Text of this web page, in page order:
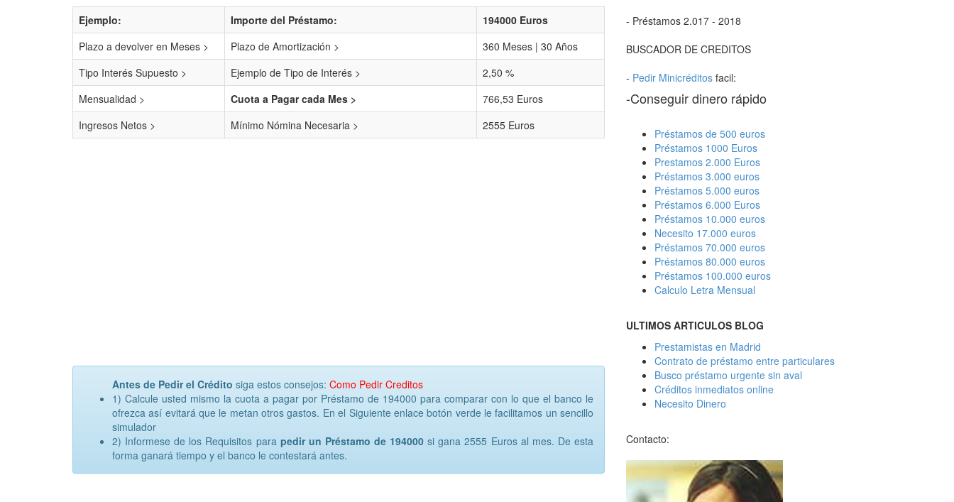
Ejemplo: Importe del Préstamo:
194000 Euros
Plazo a devolver en Meses >
Plazo de Amortización >
360 Meses | 30 Años
Tipo Interés Supuesto >
Ejemplo de Tipo de Interés >
2,50 %
Mensualidad >
Cuota a Pagar cada Mes >
766,53 Euros
Ingresos Netos >
Mínimo Nómina Necesaria > 2555 Euros
Antes de Pedir el Crédito siga estos consejos: Como Pedir Creditos
1) Calcule usted mismo la cuota a pagar por Préstamo de 194000 para comparar con lo que el banco le
ofrezca así evitará que le metan otros gastos. En el Siguiente enlace botón verde le facilitamos un sencillo
simulador
2) Informese de los Requisitos para pedir un Préstamo de 194000si gana 2555 Euros al mes. De esta
forma ganará tiempo y el banco le contestará antes.
- Préstamos 2.017 - 2018
BUSCADOR DE CREDITOS
- Pedir Minicréditos facil:
-Conseguir dinero rápido
Préstamos de 500 euros
Préstamos 1000 Euros
Prestamos 2.000 Euros
Préstamos 3.000 euros
Préstamos 5.000 euros
Préstamos 6.000 Euros
Préstamos 10.000 euros
Necesito 17.000 euros
Préstamos 70.000 euros
Préstamos 80.000 euros
Préstamos 100.000 euros
Calculo Letra Mensual
ULTIMOS ARTICULOS BLOG
Prestamistas en Madrid
Contrato de préstamo entre particulares
Busco préstamo urgente sin aval
Créditos inmediatos online
Necesito Dinero
Contacto: